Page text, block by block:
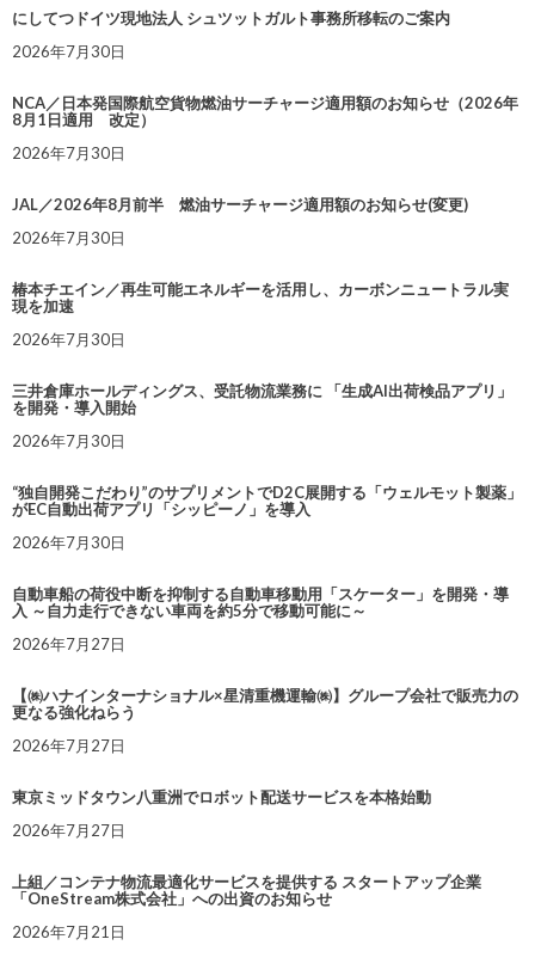
にしてつドイツ現地法人 シュツットガルト事務所移転のご案内
2026年7月30日
NCA／日本発国際航空貨物燃油サーチャージ適用額のお知らせ（2026年
8月1日適用 改定）
2026年7月30日
JAL／2026年8月前半 燃油サーチャージ適用額のお知らせ(変更)
2026年7月30日
椿本チエイン／再生可能エネルギーを活用し、カーボンニュートラル実
現を加速
2026年7月30日
三井倉庫ホールディングス、受託物流業務に 「生成AI出荷検品アプリ」
を開発・導入開始
2026年7月30日
“独自開発こだわり”のサプリメントでD2C展開する「ウェルモット製薬」
がEC自動出荷アプリ「シッピーノ」を導入
2026年7月30日
自動車船の荷役中断を抑制する自動車移動用「スケーター」を開発・導
入 ～自力走行できない車両を約5分で移動可能に～
2026年7月27日
【㈱ハナインターナショナル×星清重機運輸㈱】グループ会社で販売力の
更なる強化ねらう
2026年7月27日
東京ミッドタウン八重洲でロボット配送サービスを本格始動
2026年7月27日
上組／コンテナ物流最適化サービスを提供する スタートアップ企業
「OneStream株式会社」への出資のお知らせ
2026年7月21日